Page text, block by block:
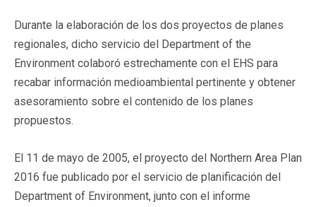
Durante la elaboración de los dos proyectos de planes
regionales, dicho servicio del Department of the
Environment colaboró estrechamente con el EHS para
recabar información medioambiental pertinente y obtener
asesoramiento sobre el contenido de los planes
propuestos.
El 11 de mayo de 2005, el proyecto del Northern Area Plan
2016 fue publicado por el servicio de planificación del
Department of Environment, junto con el informe